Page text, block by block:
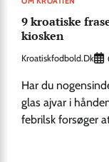
9 kroatiske
kiosken
Kroatiskfodbold.dk
Har du
glas ajvar i
febrilsk forsøger